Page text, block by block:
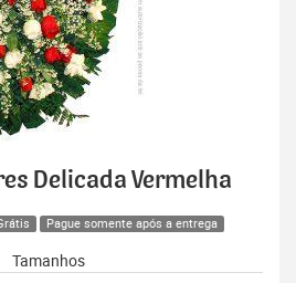
Delicada Vermelha
Pague somente após a entrega
Tamanhos